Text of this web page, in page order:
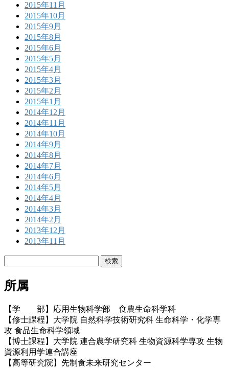
2015年11月
2015年10月
2015年9月
2015年8月
2015年6月
2015年5月
2015年4月
2015年3月
2015年2月
2015年1月
2014年12月
2014年11月
2014年10月
2014年9月
2014年8月
2014年7月
2014年6月
2014年5月
2014年4月
2014年3月
2014年2月
2013年12月
2013年11月
所属
【学 部】応用生物科学部 食農生命科学科
【修士課程】大学院 自然科学技術研究科 生命科学・化学専
攻 食品生命科学領域
【博士課程】大学院 連合農学研究科 生物資源科学専攻 生物
資源利用学連合講座
【高等研究院】先制食未来研究センター